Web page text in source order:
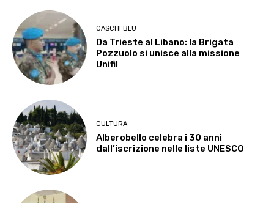
CASCHI BLU
Da Trieste al Libano: la Brigata
Pozzuolo si unisce alla missione
Unifil
CULTURA
Alberobello celebra i 30 anni
dall’iscrizione nelle liste UNESCO